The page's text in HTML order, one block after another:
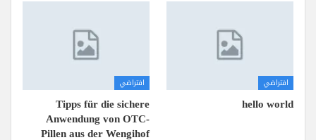
افتراضي
hello world
افتراضي
Tipps für die sichere
Anwendung von OTC-
Pillen aus der Wengihof